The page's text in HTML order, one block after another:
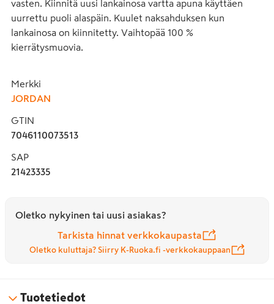
vasten. Kiinnitä uusi lankainosa vartta apuna käyttäen
uurrettu puoli alaspäin. Kuulet naksahduksen kun
lankainosa on kiinnitetty. Vaihtopää 100 %
kierrätysmuovia.
Merkki
JORDAN
GTIN
7046110073513
SAP
21423335
Oletko nykyinen tai uusi asiakas?
Tarkista hinnat verkkokaupasta
Oletko kuluttaja? Siirry K-Ruoka.fi -verkkokauppaan
Tuotetiedot